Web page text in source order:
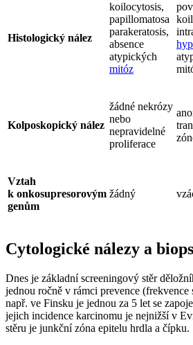
Histologický nález
koilocytosis,
papillomatosa
parakeratosis,
absence
atypických
mitóz
Kolposkopický nález
žádné nekrózy
nebo
nepravidelné
proliferace
Vztah
k onkosupresorovým
genům
žádný
Cytologické nálezy a
Dnes je základní screeningový stěr
jednou ročně v rámci prevence (frekvence
např. ve Finsku je jednou za 5 let se
jejich incidence karcinomu je nejnižší v
stěru je junkční zóna epitelu hrdla a čípku.